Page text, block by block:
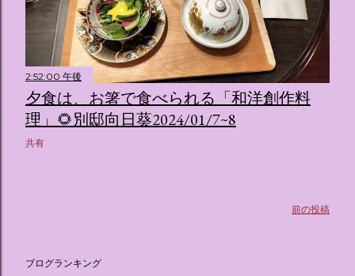
2:52:00 午後
夕食は、お箸で食べられる「和洋創作料
理」🌻別邸向日葵2024/01/7~8
共有
前の投稿
ブログランキング